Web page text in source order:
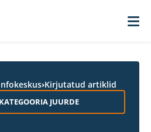
›Kirjutatud artiklid
JUURDE